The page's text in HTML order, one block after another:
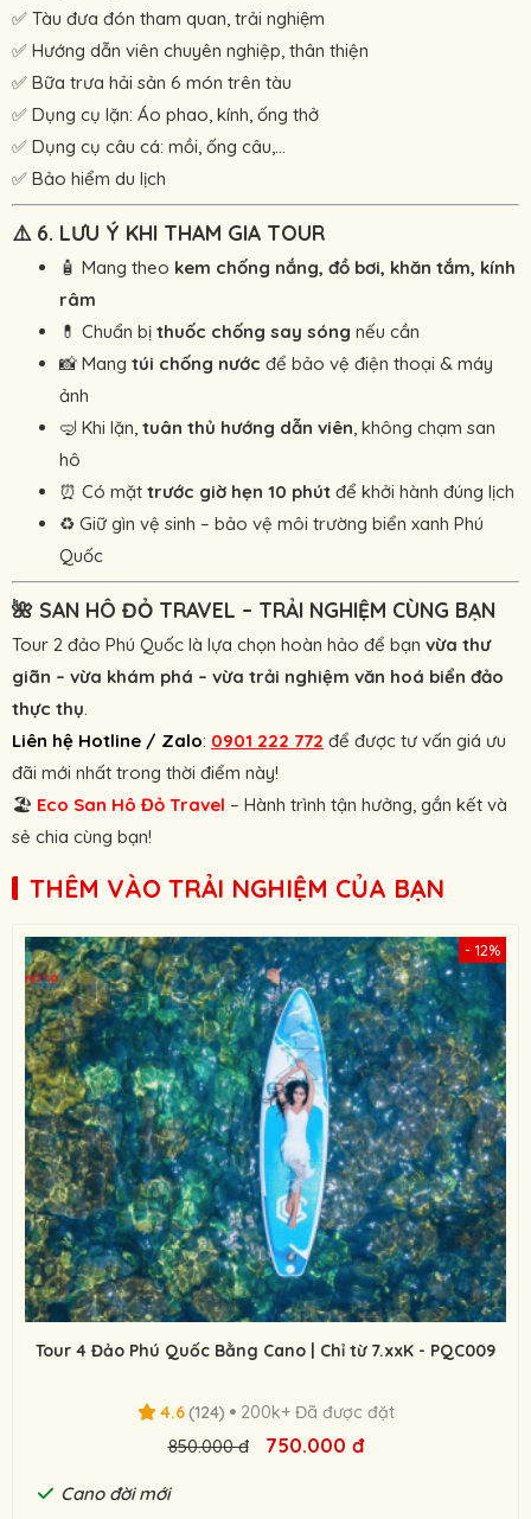
✅ Tàu đưa đón tham quan, trải nghiệm
✅ Hướng dẫn viên chuyên nghiệp, thân thiện
✅ Bữa trưa hải sản 6 món trên tàu
✅ Dụng cụ lặn: Áo phao, kính, ống thở
✅ Dụng cụ câu cá: mồi, ống câu,...
✅ Bảo hiểm du lịch
⚠️ 6. LƯU Ý KHI THAM GIA TOUR
🧴 Mang theo kem chống nắng, đồ bơi, khăn tắm, kính
râm
💊 Chuẩn bị thuốc chống say sóng nếu cần
📸 Mang túi chống nước để bảo vệ điện thoại & máy
ảnh
🤿 Khi lặn, tuân thủ hướng dẫn viên, không chạm san
hô
⏰ Có mặt trước giờ hẹn 10 phút để khởi hành đúng lịch
♻️ Giữ gìn vệ sinh – bảo vệ môi trường biển xanh Phú
Quốc
🌺 SAN HÔ ĐỎ TRAVEL – TRẢI NGHIỆM CÙNG BẠN
Tour 2 đảo Phú Quốc là lựa chọn hoàn hảo để bạn vừa thư
giãn – vừa khám phá – vừa trải nghiệm văn hoá biển đảo
thực thụ.
Liên hệ Hotline / Zalo: 0901 222 772 để được tư vấn giá ưu
đãi mới nhất trong thời điểm này!
🏖 Eco San Hô Đỏ Travel – Hành trình tận hưởng, gắn kết và
sẻ chia cùng bạn!
THÊM VÀO TRẢI NGHIỆM CỦA BẠN
- 12%
Tour 4 Đảo Phú Quốc Bằng Cano | Chỉ từ 7.xxK - PQC009
4.6(124) 200k+ Đã được đặt
850.000 đ 750.000 đ
Cano đời mới